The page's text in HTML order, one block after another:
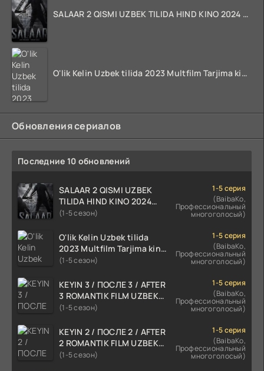
SALAAR 2 QISMI UZBEK TILIDA HIND KINO 2024 TARJIMA 720p HD Skachat
O'lik Kelin Uzbek tilida 2023 Multfilm Tarjima kino skachat
Обновления сериалов
Последние 10 обновлений
SALAAR 2 QISMI UZBEK
TILIDA HIND KINO 2024
TARJIMA 720p HD Skachat
(1-5 сезон)
1-5 серия
(BaibaKo,
Профессиональный
многоголосый)
O'lik Kelin Uzbek tilida
2023 Multfilm Tarjima kino
skachat
(1-5 сезон)
1-5 серия
(BaibaKo,
Профессиональный
многоголосый)
KEYIN 3 / ПОСЛЕ 3 / AFTER
3 ROMANTIK FILM UZBEK
TILIDA 2021 TARJIMA FILM
(1-5 сезон)
1-5 серия
(BaibaKo,
Профессиональный
многоголосый)
KEYIN 2 / ПОСЛЕ 2 / AFTER
2 ROMANTIK FILM UZBEK
TILIDA 2020 TARJIMA FILM
(1-5 сезон)
1-5 серия
(BaibaKo,
Профессиональный
многоголосый)